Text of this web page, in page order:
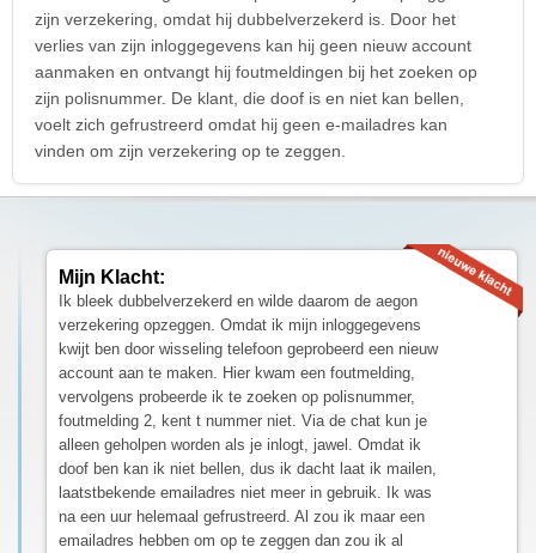
zijn verzekering, omdat hij dubbelverzekerd is. Door het
verlies van zijn inloggegevens kan hij geen nieuw account
aanmaken en ontvangt hij foutmeldingen bij het zoeken op
zijn polisnummer. De klant, die doof is en niet kan bellen,
voelt zich gefrustreerd omdat hij geen e-mailadres kan
vinden om zijn verzekering op te zeggen.
Mijn Klacht:
Ik bleek dubbelverzekerd en wilde daarom de aegon
verzekering opzeggen. Omdat ik mijn inloggegevens
kwijt ben door wisseling telefoon geprobeerd een nieuw
account aan te maken. Hier kwam een foutmelding,
vervolgens probeerde ik te zoeken op polisnummer,
foutmelding 2, kent t nummer niet. Via de chat kun je
alleen geholpen worden als je inlogt, jawel. Omdat ik
doof ben kan ik niet bellen, dus ik dacht laat ik mailen,
laatstbekende emailadres niet meer in gebruik. Ik was
na een uur helemaal gefrustreerd. Al zou ik maar een
emailadres hebben om op te zeggen dan zou ik al